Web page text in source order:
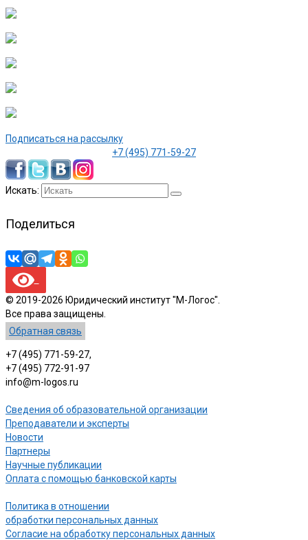
Подписаться на рассылку
+7 (495) 771-59-27
Искать:
Поделиться
© 2019-2026 Юридический институт "М-Логос".
Все права защищены.
Обратная связь
+7 (495) 771-59-27,
+7 (495) 772-91-97
info@m-logos.ru
Сведения об образовательной организации
Преподаватели и эксперты
Новости
Партнеры
Научные публикации
Оплата с помощью банковской карты
Политика в отношении
обработки персональных данных
Согласие на обработку персональных данных